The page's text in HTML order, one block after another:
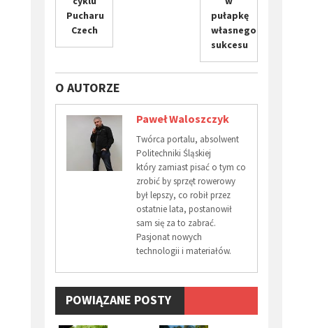
Pucharu
Czech
pułapkę
własnego
sukcesu
O AUTORZE
Paweł Waloszczyk
Twórca portalu, absolwent
Politechniki Śląskiej
który zamiast pisać o tym co
zrobić by sprzęt rowerowy
był lepszy, co robił przez
ostatnie lata, postanowił
sam się za to zabrać.
Pasjonat nowych
technologii i materiałów.
POWIĄZANE POSTY